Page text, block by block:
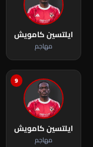
ايلتسين كامويش
مهاجم
9
ايلتسين كامويش
مهاجم